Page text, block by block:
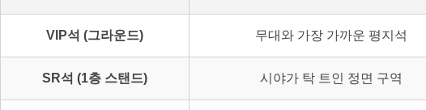
VIP석 (그라운드) 무대와 가장 가까운 평지석
SR석 (1층 스탠드) 시야가 탁 트인 정면 구역